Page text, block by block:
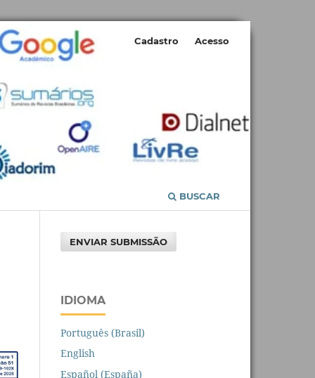
BUSCAR
Cadastro Acesso
ENVIAR SUBMISSÃO
IDIOMA
Português (Brasil)
English
Español (España)